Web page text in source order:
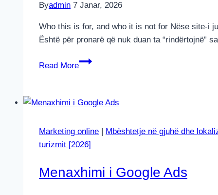
Byadmin 7 Janar, 2026
Who this is for, and who it is not for Nëse site-i
Është për pronarë që nuk duan ta “rindërtojnë”
Read More
Mbështetje
për
Marketing online | Mbështetje në gjuhë dhe
turizmit [2026]
Menaxhimi i Google Ads